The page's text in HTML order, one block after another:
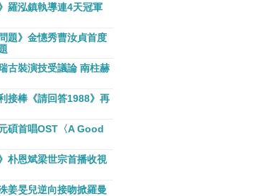
羅泓鎮執導連4天冠軍
題》金憓秀曹汝貞首度
古裝演技受議論 南柱赫
接棒《請回答1988》再
碩首唱OST〈A Good
朴恩斌梁世宗首播收視
姜旻兒逆向接吻掀羅曼